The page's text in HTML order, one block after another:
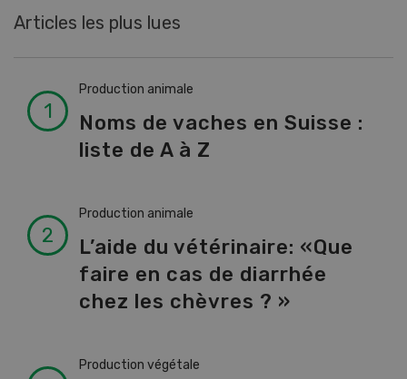
Articles les plus lues
Production animale
Noms de vaches en Suisse :
liste de A à Z
Production animale
L’aide du vétérinaire: «Que
faire en cas de diarrhée
chez les chèvres ? »
Production végétale